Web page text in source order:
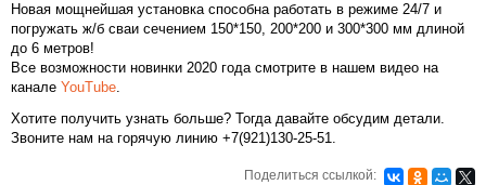
Новая мощнейшая установка способна работать в режиме 24/7 и
погружать ж/б сваи сечением 150*150, 200*200 и 300*300 мм длиной
до 6 метров!
Все возможности новинки 2020 года смотрите в нашем видео на
канале YouTube.
Хотите получить узнать больше? Тогда давайте обсудим детали.
Звоните нам на горячую линию +7(921)130-25-51.
Поделиться ссылкой: